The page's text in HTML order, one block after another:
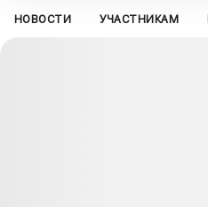
НОВОСТИ УЧАСТНИКАМ